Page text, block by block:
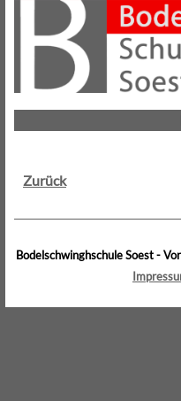
Zurück
Bodelschwinghschule Soest -